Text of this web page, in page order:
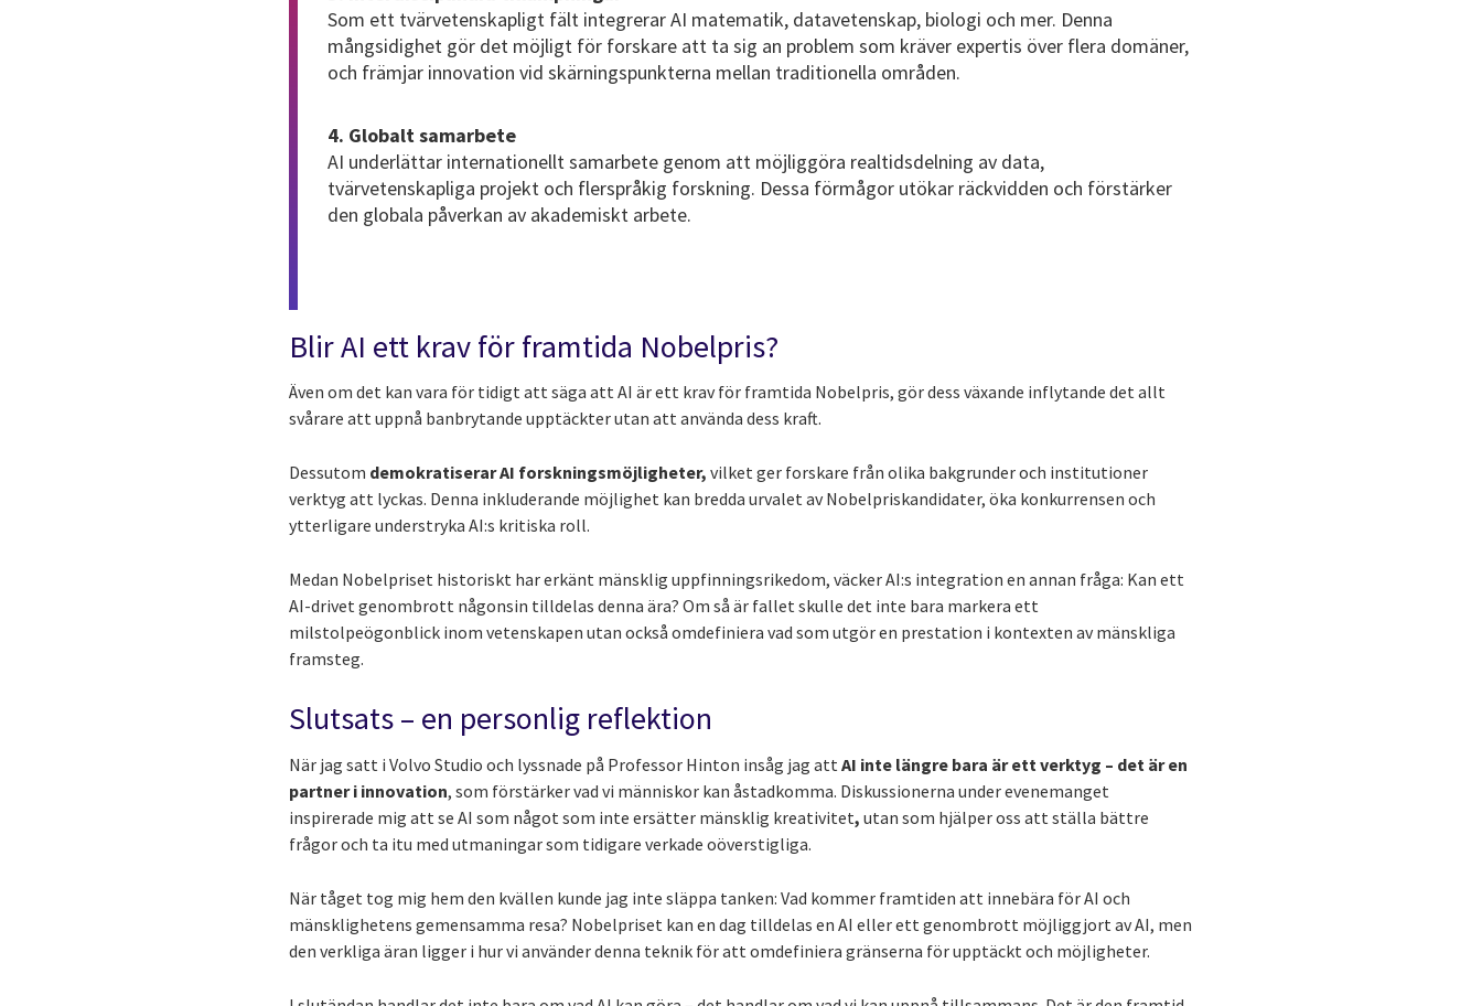
Som ett tvärvetenskapligt fält integrerar AI matematik, datavetenskap, biologi och mer. Denna
mångsidighet gör det möjligt för forskare att ta sig an problem som kräver expertis över flera domäner,
och främjar innovation vid skärningspunkterna mellan traditionella områden.
4. Globalt samarbete
AI underlättar internationellt samarbete genom att möjliggöra realtidsdelning av data,
tvärvetenskapliga projekt och flerspråkig forskning. Dessa förmågor utökar räckvidden och förstärker
den globala påverkan av akademiskt arbete.
Blir AI ett krav för framtida Nobelpris?
Även om det kan vara för tidigt att säga att AI är ett krav för framtida Nobelpris, gör dess växande inflytande det allt
svårare att uppnå banbrytande upptäckter utan att använda dess kraft.
Dessutom demokratiserar AI forskningsmöjligheter, vilket ger forskare från olika bakgrunder och institutioner
verktyg att lyckas. Denna inkluderande möjlighet kan bredda urvalet av Nobelpriskandidater, öka konkurrensen och
ytterligare understryka AI:s kritiska roll.
Medan Nobelpriset historiskt har erkänt mänsklig uppfinningsrikedom, väcker AI:s integration en annan fråga: Kan ett
AI-drivet genombrott någonsin tilldelas denna ära? Om så är fallet skulle det inte bara markera ett
milstolpeögonblick inom vetenskapen utan också omdefiniera vad som utgör en prestation i kontexten av mänskliga
framsteg.
Slutsats – en personlig reflektion
När jag satt i Volvo Studio och lyssnade på Professor Hinton insåg jag attAI inte längre bara är ett verktyg – det är en
partner i innovation, som förstärker vad vi människor kan åstadkomma. Diskussionerna under evenemanget
inspirerade mig att se AI som något som inte ersätter mänsklig kreativitet, utan som hjälper oss att ställa bättre
frågor och ta itu med utmaningar som tidigare verkade oöverstigliga.
När tåget tog mig hem den kvällen kunde jag inte släppa tanken: Vad kommer framtiden att innebära för AI och
mänsklighetens gemensamma resa? Nobelpriset kan en dag tilldelas en AI eller ett genombrott möjliggjort av AI, men
den verkliga äran ligger i hur vi använder denna teknik för att omdefiniera gränserna för upptäckt och möjligheter.